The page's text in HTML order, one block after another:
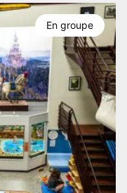
En groupe